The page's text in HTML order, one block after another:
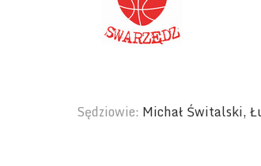
Sędziowie: Michał Świtalski,